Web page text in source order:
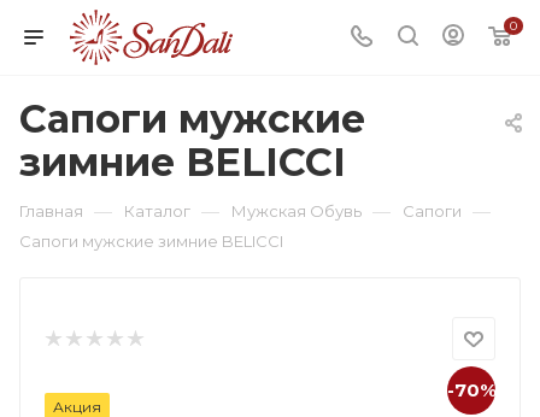
0
Сапоги мужские
зимние BELICCI
Главная — Каталог — Мужская Обувь — Сапоги —
Сапоги мужские зимние BELICCI
-70%
Акция